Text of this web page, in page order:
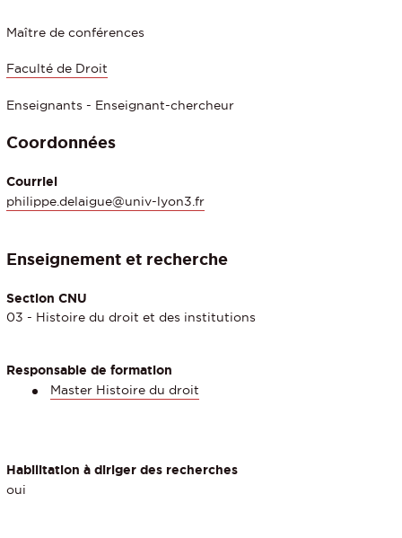
Maître de conférences
Faculté de Droit
Enseignants - Enseignant-chercheur
Coordonnées
Courriel
philippe.delaigue@univ-lyon3.fr
Enseignement et recherche
Section CNU
03 - Histoire du droit et des institutions
Responsable de formation
Master Histoire du droit
Habilitation à diriger des recherches
oui